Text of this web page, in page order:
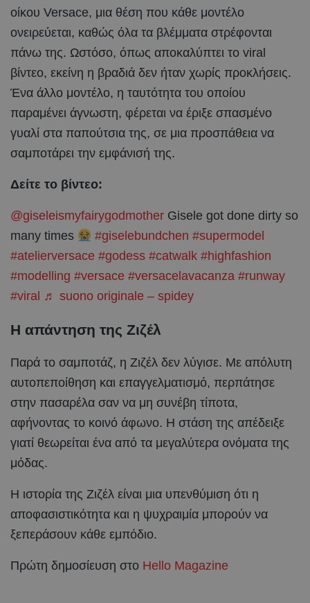
οίκου Versace, μια θέση που κάθε μοντέλο
ονειρεύεται, καθώς όλα τα βλέμματα στρέφονται
πάνω της. Ωστόσο, όπως αποκαλύπτει το viral
βίντεο, εκείνη η βραδιά δεν ήταν χωρίς προκλήσεις.
Ένα άλλο μοντέλο, η ταυτότητα του οποίου
παραμένει άγνωστη, φέρεται να έριξε σπασμένο
γυαλί στα παπούτσια της, σε μια προσπάθεια να
σαμποτάρει την εμφάνισή της.
Δείτε το βίντεο:
@giseleismyfairygodmother Gisele got done dirty so
many times
#giselebundchen #supermodel
#atelierversace #godess #catwalk #highfashion
#modelling #versace #versacelavacanza #runway
#viral ♬ suono originale – spidey
Η απάντηση της Ζιζέλ
Παρά το σαμποτάζ, η Ζιζέλ δεν λύγισε. Με απόλυτη
αυτοπεποίθηση και επαγγελματισμό, περπάτησε
στην πασαρέλα σαν να μη συνέβη τίποτα,
αφήνοντας το κοινό άφωνο. Η στάση της απέδειξε
γιατί θεωρείται ένα από τα μεγαλύτερα ονόματα της
μόδας.
Η ιστορία της Ζιζέλ είναι μια υπενθύμιση ότι η
αποφασιστικότητα και η ψυχραιμία μπορούν να
ξεπεράσουν κάθε εμπόδιο.
Πρώτη δημοσίευση στο Hello Magazine